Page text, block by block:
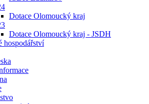
Dotace Olomoucký kraj
Dotace Olomoucký kraj - JSDH
hospodářství